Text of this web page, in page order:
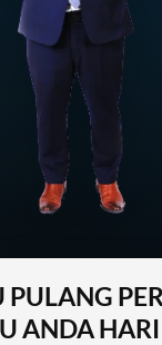
PULANG
ANDA